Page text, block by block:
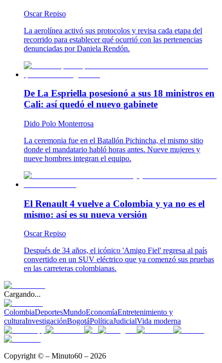
Oscar Repiso
La aerolínea activó sus protocolos y revisa cada etapa del
recorrido para establecer qué ocurrió con las pertenencias
denunciadas por Daniela Rendón.
De La Espriella posesionó a sus 18 ministros en
Cali: así quedó el nuevo gabinete
Dido Polo Monterrosa
La ceremonia fue en el Batallón Pichincha, el mismo sitio
donde el mandatario habló horas antes. Nueve mujeres y
nueve hombres integran el equipo.
El Renault 4 vuelve a Colombia y ya no es el
mismo: así es su nueva versión
Oscar Repiso
Después de 34 años, el icónico 'Amigo Fiel' regresa al país
convertido en un SUV eléctrico que ya comenzó sus pruebas
en las carreteras colombianas.
Cargando...
ColombiaDeportesMundoEconomíaEntretenimiento y
culturaInvestigaciónBogotáPolíticaJudicialVida moderna
Copyright © – Minuto60 – 2026